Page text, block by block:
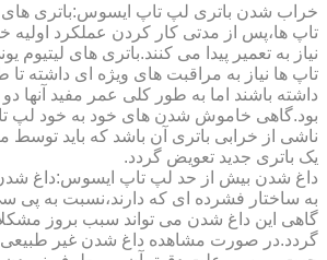
خراب شدن باتری لپ تاپ ایسوس:باتری های
تاپ ها،پس از مدتی کار کردن عملکرد اولیه
نیاز به تعمیر پیدا می کنند.باتری های لیتیوم
تاپ ها نیاز به مراقبت های ویژه ای داشته تا
داشته باشند اما به طور کلی عمر مفید آنها
بود.گاهی خاموش شدن های خود به خود لپ
ناشی از خرابی باتری آن باشد که باید توسط
یک باتری جدید تعویض گردد.
داغ شدن بیش از حد لپ تاپ ایسوس:داغ شدن
به ساختار فشرده ای که دارند،نسبت به پی
گاهی این داغ شدن می تواند سبب بروز
گردد.در صورت مشاهده داغ شدن غیر طبیعی